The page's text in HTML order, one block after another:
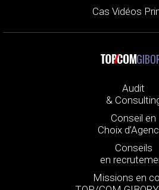
Cas Vidéos
Audit
&
Conseil en
Choix
Conseils
en
Missions en